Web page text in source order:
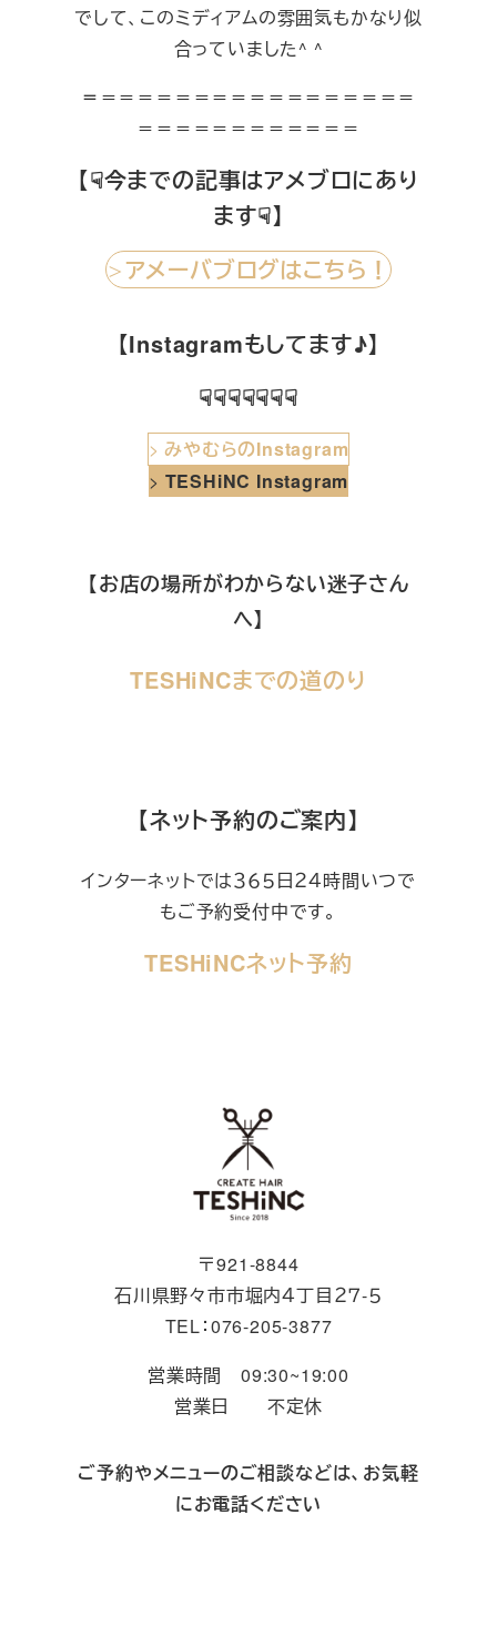
でして、このミディアムの雰囲気もかなり似
合っていました^ ^
＝ ＝＝＝＝＝＝＝＝＝＝＝＝＝＝＝＝＝
＝＝＝＝＝＝＝＝＝＝＝＝
【☟今までの記事はアメブロにあり
ます☟】
＞アメーバブログはこちら！
【Instagramもしてます♪】
☟☟☟☟☟☟☟
>みやむらのInstagram
> TESHiNC Instagram
【お店の場所がわからない迷子さん
へ】
TESHiNCまでの道のり
【ネット予約のご案内】
インターネットでは３６５日２４時間いつで
もご予約受付中です。
TESHiNCネット予約
〒921-8844
石川県野々市市堀内４丁目２７-５
TEL：076-205-3877
営業時間 09:30~19:00
営業日 不定休
ご予約やメニューのご相談などは、お気軽
にお電話ください